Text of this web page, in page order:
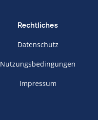
Rechtliches
Datenschutz
Nutzungsbedingungen
Impressum